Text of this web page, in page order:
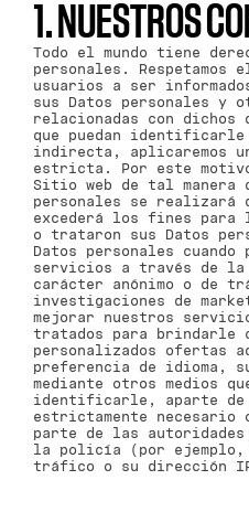
1. NUESTROS
Todo el mundo tiene
personales. Respetamos
usuarios a ser
sus Datos personales y
relacionadas con
que puedan
indirecta, aplicaremos
estricta. Por este
Sitio web de tal manera
personales se realizará
excederá los fines para
o trataron sus Datos
Datos personales cuando
servicios a través de
carácter anónimo o de
investigaciones de
mejorar nuestros
tratados para brindarle
personalizados ofertas
preferencia de idioma,
mediante otros medios
identificarle, aparte de
estrictamente
parte de las autoridades
la policía (por ejemplo,
tráfico o su dirección